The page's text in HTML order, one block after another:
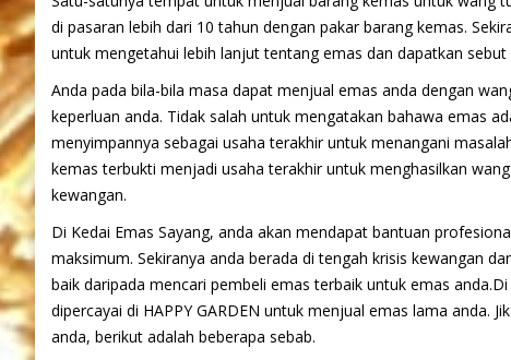
di pasaran lebih dari 10 tahun dengan pakar barang kemas.
untuk mengetahui lebih lanjut tentang emas dan dapatkan sebut
Anda pada bila-bila masa dapat menjual emas anda dengan
keperluan anda. Tidak salah untuk mengatakan bahawa emas
menyimpannya sebagai usaha terakhir untuk menangani
kemas terbukti menjadi usaha terakhir untuk menghasilkan
kewangan.
Di Kedai Emas Sayang, anda akan mendapat bantuan
maksimum. Sekiranya anda berada di tengah krisis kewangan
baik daripada mencari pembeli emas terbaik untuk emas
dipercayai di HAPPY GARDEN untuk menjual emas lama anda.
anda, berikut adalah beberapa sebab.